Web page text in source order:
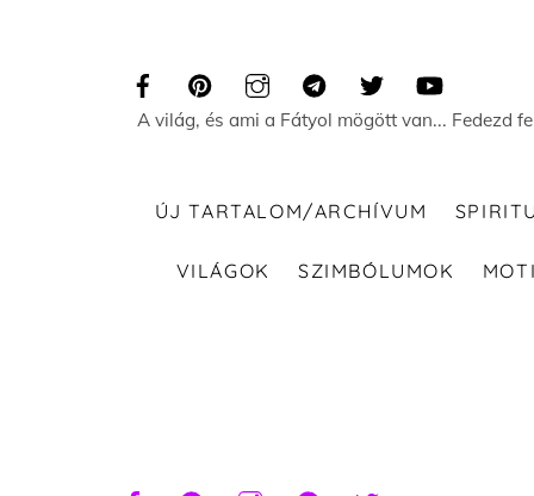
A világ, és ami a Fátyol mögött van... Fedezd
ÚJ TARTALOM/ARCHÍVUM
VILÁGOK SZIMBÓLUMOK